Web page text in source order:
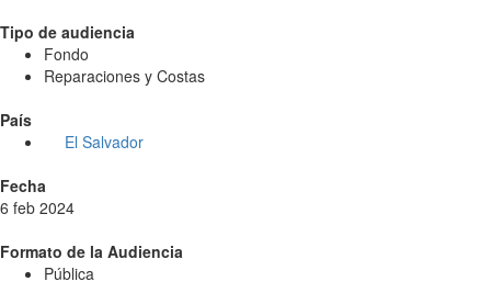
Tipo de audiencia
Fondo
Reparaciones y Costas
País
El Salvador
Fecha
6 feb 2024
Formato de la Audiencia
Pública